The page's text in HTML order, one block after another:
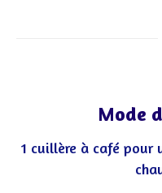
Mode
1 cuillère à café pour